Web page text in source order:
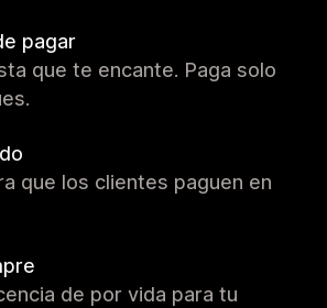
pagar
que te encante. Paga solo
que los clientes paguen en
de por vida para tu